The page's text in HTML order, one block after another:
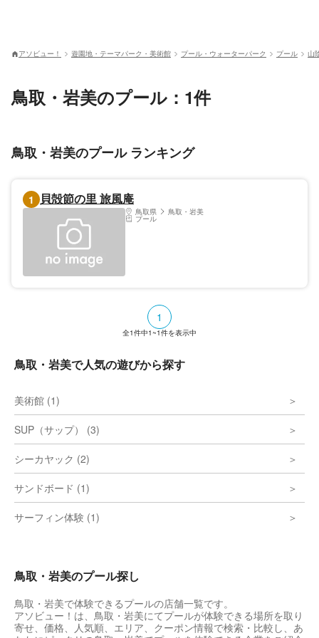
アソビュー！ 遊園地・テーマパーク・美術館 プール・ウォーターパーク プール 山
鳥取・岩美のプール：1件
鳥取・岩美のプール ランキング
1 貝殻節の里 旅風庵
鳥取県 鳥取・岩美
プール
1
全1件中1~1件を表示中
鳥取・岩美で人気の遊びから探す
美術館 (1)
SUP（サップ） (3)
シーカヤック (2)
サンドボード (1)
サーフィン体験 (1)
鳥取・岩美のプール探し
鳥取・岩美で体験できるプールの店舗一覧です。
アソビュー！は、鳥取・岩美にてプールが体験できる場所を取り
寄せ、価格、人気順、エリア、クーポン情報で検索・比較し、あ